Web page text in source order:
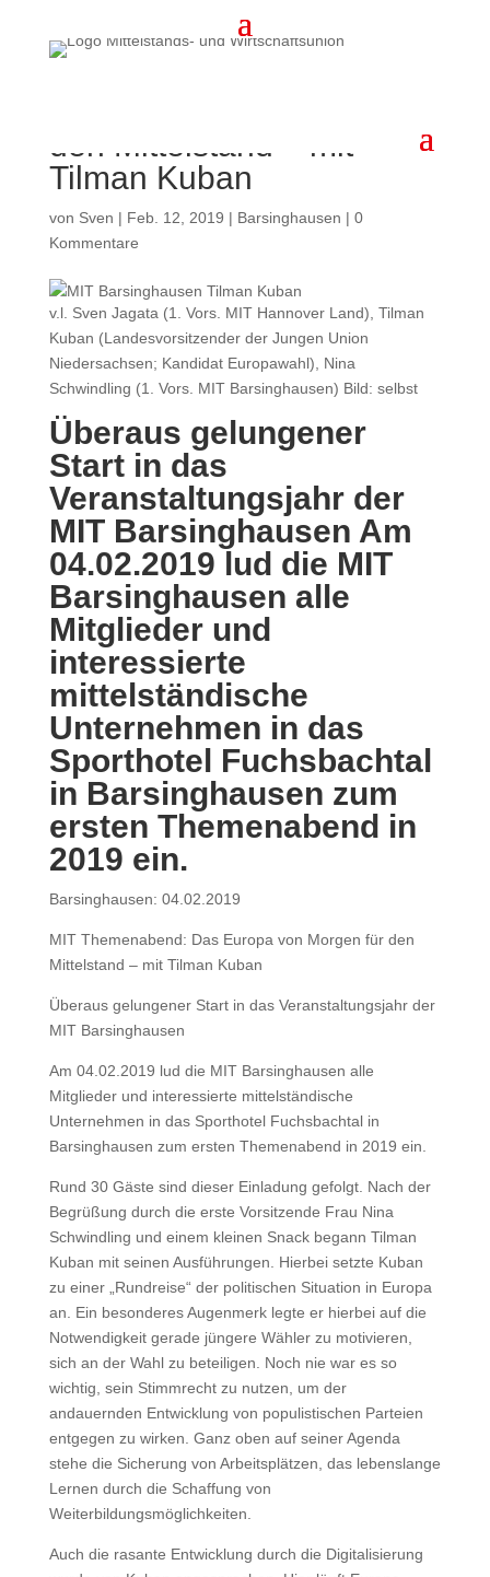
den Mittelstand – mit
Tilman Kuban
von Sven | Feb. 12, 2019 | Barsinghausen | 0
Kommentare
v.l. Sven Jagata (1. Vors. MIT Hannover Land), Tilman
Kuban (Landesvorsitzender der Jungen Union
Niedersachsen; Kandidat Europawahl), Nina
Schwindling (1. Vors. MIT Barsinghausen) Bild: selbst
Überaus gelungener
Start in das
Veranstaltungsjahr der
MIT Barsinghausen Am
04.02.2019 lud die MIT
Barsinghausen alle
Mitglieder und
interessierte
mittelständische
Unternehmen in das
Sporthotel Fuchsbachtal
in Barsinghausen zum
ersten Themenabend in
2019 ein.
Barsinghausen: 04.02.2019
MIT Themenabend: Das Europa von Morgen für den
Mittelstand – mit Tilman Kuban
Überaus gelungener Start in das Veranstaltungsjahr der
MIT Barsinghausen
Am 04.02.2019 lud die MIT Barsinghausen alle
Mitglieder und interessierte mittelständische
Unternehmen in das Sporthotel Fuchsbachtal in
Barsinghausen zum ersten Themenabend in 2019 ein.
Rund 30 Gäste sind dieser Einladung gefolgt. Nach der
Begrüßung durch die erste Vorsitzende Frau Nina
Schwindling und einem kleinen Snack begann Tilman
Kuban mit seinen Ausführungen. Hierbei setzte Kuban
zu einer „Rundreise“ der politischen Situation in Europa
an. Ein besonderes Augenmerk legte er hierbei auf die
Notwendigkeit gerade jüngere Wähler zu motivieren,
sich an der Wahl zu beteiligen. Noch nie war es so
wichtig, sein Stimmrecht zu nutzen, um der
andauernden Entwicklung von populistischen Parteien
entgegen zu wirken. Ganz oben auf seiner Agenda
stehe die Sicherung von Arbeitsplätzen, das lebenslange
Lernen durch die Schaffung von
Weiterbildungsmöglichkeiten.
Auch die rasante Entwicklung durch die Digitalisierung